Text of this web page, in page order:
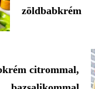
zöldbabkrém
citrommal,